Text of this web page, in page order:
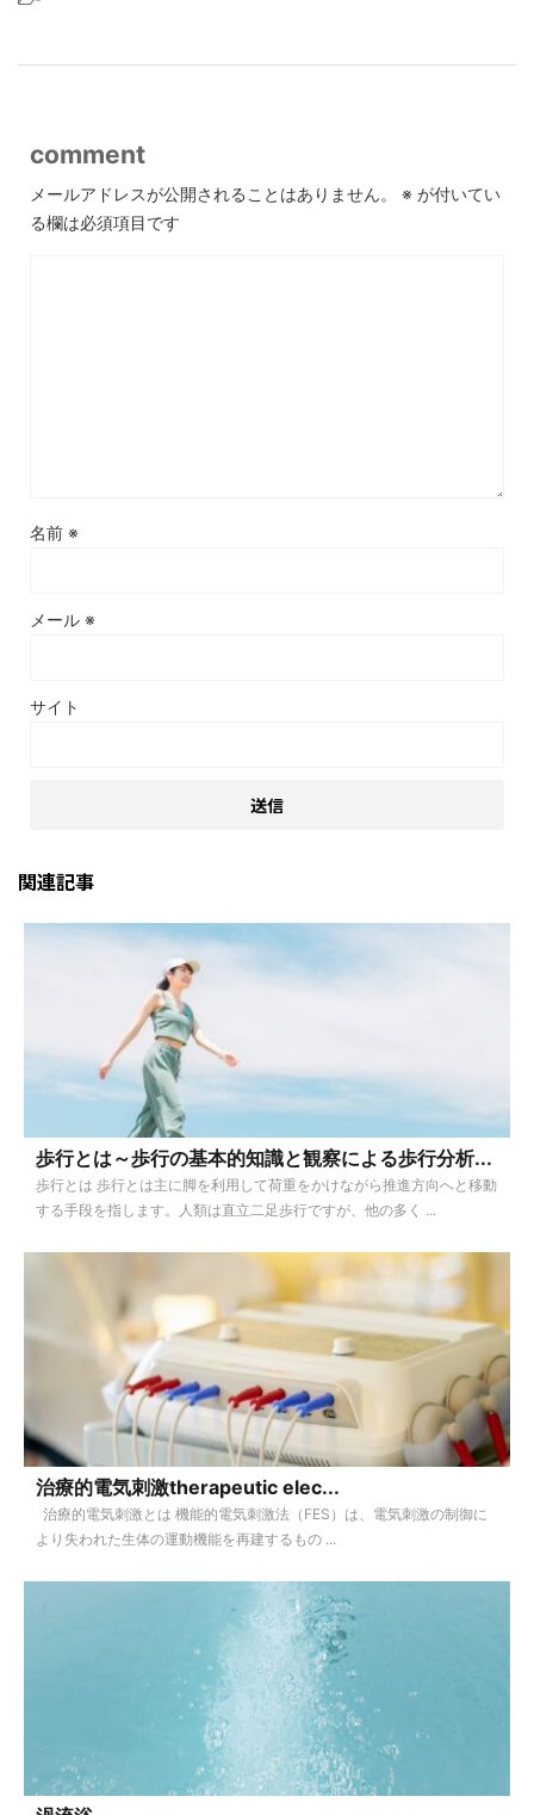
comment
メールアドレスが公開されることはありません。 ※ が付いてい
る欄は必須項目です
名前 ※
メール ※
サイト
関連記事
歩行とは～歩行の基本的知識と観察による歩行分析...
歩行とは 歩行とは主に脚を利用して荷重をかけながら推進方向へと移動
する手段を指します。人類は直立二足歩行ですが、他の多く ...
治療的電気刺激therapeutic elec...
治療的電気刺激とは 機能的電気刺激法（FES）は、電気刺激の制御に
より失われた生体の運動機能を再建するもの ...